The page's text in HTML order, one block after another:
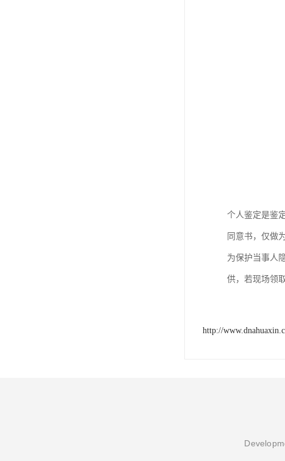
个人鉴定是鉴
同意书，仅做
为保护当事人
供，若现场领
http://